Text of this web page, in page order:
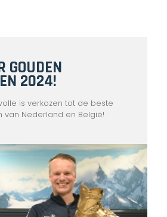
GOUDEN
2024!
is verkozen tot de beste
van Nederland en België!